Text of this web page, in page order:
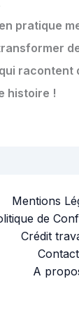
pratique
racontent
histoire !
Mentions
de
Crédit
Contact
A